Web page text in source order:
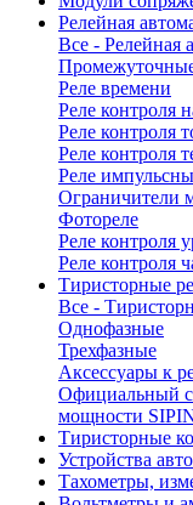
Релейная
Все - Релейная
Реле времени
Реле контроля
Реле контроля
Реле контроля
Реле
Ограничители
Фотореле
Реле контроля
Реле контроля
Тиристорные
Все -
Однофазные
Трехфазные
Аксессуары к
Официальный
мощности
Тиристорные
Устройства
Тахометры,